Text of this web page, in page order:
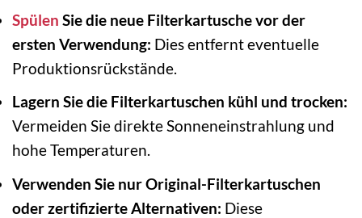
Spülen Sie die neue Filterkartusche vor der
ersten Verwendung: Dies entfernt eventuelle
Produktionsrückstände.
Lagern Sie die Filterkartuschen kühl und trocken:
Vermeiden Sie direkte Sonneneinstrahlung und
hohe Temperaturen.
Verwenden Sie nur Original-Filterkartuschen
oder zertifizierte Alternativen: Diese